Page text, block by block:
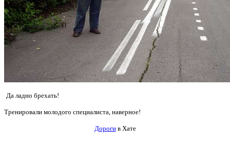
Да ладно брехать!
Тренировали молодого специалиста, наверное!
Дорогив Хате